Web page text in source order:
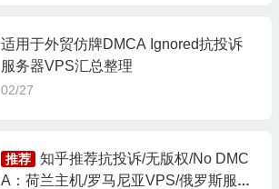
适用于外贸仿牌DMCA Ignored抗投诉
服务器VPS汇总整理
02/27
推荐
知乎推荐抗投诉/无版权/No DMC
A：荷兰主机/罗马尼亚VPS/俄罗斯服务